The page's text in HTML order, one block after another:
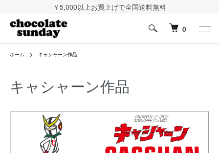
￥5,000以上お買上げで全国送料無料
0
ホーム キャシャーン作品
キャシャーン作品